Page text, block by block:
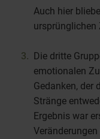
Auch hier
ursprünglichen
Die dritte
emotionalen
Gedanken, der
Stränge
Ergebnis war